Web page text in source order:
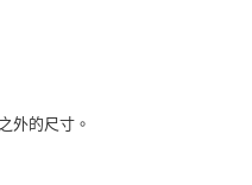
外的尺寸。